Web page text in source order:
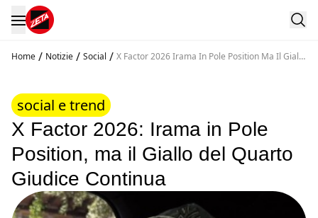
Home / Notizie / Social / X Factor 2026 Irama In Pole Position Ma Il Giallo
social e trend
X Factor 2026: Irama in Pole
Position, ma il Giallo del Quarto
Giudice Continua